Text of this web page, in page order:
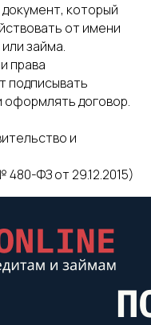
который
от имени
займа.
права
подписывать
оформлять договор.
и
ФЗ от 29.12.2015)